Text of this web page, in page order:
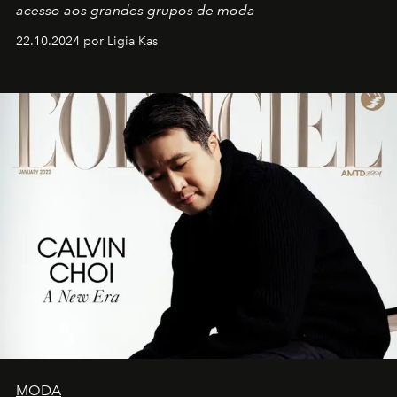
acesso aos grandes grupos de moda
22.10.2024 por Ligia Kas
MODA